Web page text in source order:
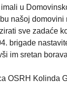
u
našoj
sve zadaće
brigade
im sretan
OSRH Kolinda